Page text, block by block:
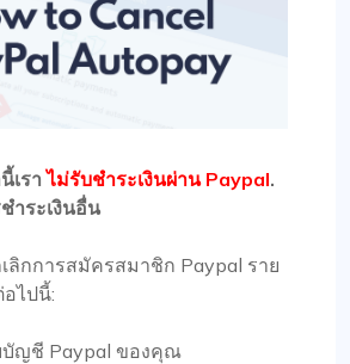
เราไม่รับชำระเงินผ่าน Paypal.
ำระเงินอื่น
ลิกการสมัครสมาชิก Paypal ราย
ไปนี้:
บัญชี Paypal ของคุณ